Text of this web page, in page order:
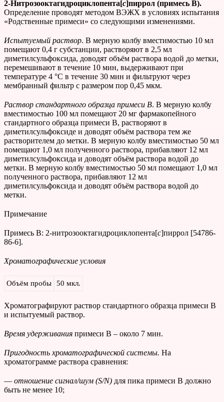
2-Нитрозооктагидроциклопента[c]пиррол (примесь B).
Определение проводят методом ВЭЖХ в условиях испытания
«Родственные примеси» со следующими изменениями.
Испытуемый раствор. В мерную колбу вместимостью 10 мл
помещают 0,4 г субстанции, растворяют в 2,5 мл
диметилсульфоксида, доводят объём раствора водой до метки,
перемешивают в течение 10 мин, выдерживают при
температуре 4 °С в течение 30 мин и фильтруют через
мембранный фильтр с размером пор 0,45 мкм.
Раствор стандартного образца примеси В. В мерную колбу
вместимостью 100 мл помещают 20 мг фармакопейного
стандартного образца примеси В, растворяют в
диметилсульфоксиде и доводят объём раствора тем же
растворителем до метки. В мерную колбу вместимостью 50 мл
помещают 1,0 мл полученного раствора, прибавляют 12 мл
диметилсульфоксида и доводят объём раствора водой до
метки. В мерную колбу вместимостью 50 мл помещают 1,0 мл
полученного раствора, прибавляют 12 мл
диметилсульфоксида и доводят объём раствора водой до
метки.
Примечание
Примесь В: 2-нитрозооктагидроциклопента[c]пиррол [54786-
86-6].
Хроматографические условия
Объём пробы 50 мкл.
Хроматографируют раствор стандартного образца примеси В
и испытуемый раствор.
Время удерживания примеси В – около 7 мин.
Пригодность хроматографической системы. На
хроматограмме раствора сравнения:
— отношение сигнал/шум (S/N) для пика примеси В должно
быть не менее 10;